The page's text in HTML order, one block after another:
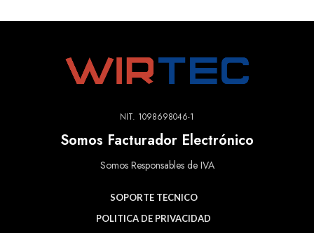
NIT. 1098698046-1
Somos Facturador Electrónico
Somos Responsables de IVA
SOPORTE TECNICO
POLITICA DE PRIVACIDAD